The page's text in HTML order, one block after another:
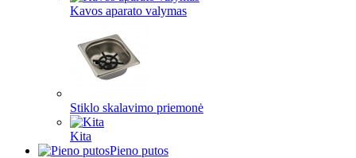
Kavos aparato valymas
Stiklo skalavimo priemonė
Kita
Pieno putos